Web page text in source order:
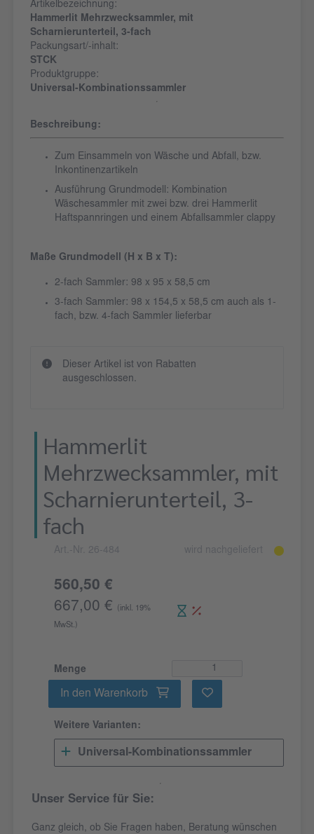
Artikelbezeichnung:
Hammerlit Mehrzwecksammler, mit
Scharnierunterteil, 3-fach
Packungsart/-inhalt:
STCK
Produktgruppe:
Universal-Kombinationssammler
Beschreibung:
Zum Einsammeln von Wäsche und Abfall, bzw.
Inkontinenzartikeln
Ausführung Grundmodell: Kombination
Wäschesammler mit zwei bzw. drei Hammerlit
Haftspannringen und einem Abfallsammler clappy
Maße Grundmodell (H x B x T):
2-fach Sammler: 98 x 95 x 58,5 cm
3-fach Sammler: 98 x 154,5 x 58,5 cm auch als 1-
fach, bzw. 4-fach Sammler lieferbar
Dieser Artikel ist von Rabatten
ausgeschlossen.
Hammerlit
Mehrzwecksammler, mit
Scharnierunterteil, 3-
fach
Art.-Nr. 26-484 wird nachgeliefert
560,50 €
667,00 €
(inkl. 19%
MwSt.)
Menge
In den Warenkorb
Weitere Varianten:
Universal-Kombinationssammler
Unser Service für Sie:
Ganz gleich, ob Sie Fragen haben, Beratung wünschen